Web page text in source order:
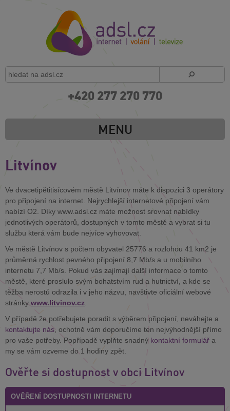
+420 277 270 770
MENU
Litvínov
Ve dvacetipětitisícovém městě Litvínov máte k dispozici 3 operátory
pro připojení na internet. Nejrychlejší internetové připojení vám
nabízí O2. Díky www.adsl.cz máte možnost srovnat nabídky
jednotlivých operátorů, dostupných v tomto městě a vybrat si tu
službu která vám bude nejvíce vyhovovat.
Ve městě Litvínov s počtem obyvatel 25776 a rozlohou 41 km2 je
průměrná rychlost pevného připojení 8,7 Mb/s a u mobilního
internetu 7,7 Mb/s. Pokud vás zajímají další informace o tomto
městě, které proslulo svým bohatstvím rud a hutnictví, a kde se
těžba nerostů odrazila i v jeho názvu, navštivte oficiální webové
stránky www.litvinov.cz
V případě že potřebujete poradit s výběrem připojení, neváhejte a
kontaktujte nás , ochotně vám doporučíme ten nejvýhodnější přímo
pro vaše potřeby. Popřípadě vyplňte snadný kontaktní formulář a
my se vám ozveme do 1 hodiny zpět.
Ověřte si dostupnost v obci Litvínov
OVĚŘENÍ DOSTUPNOSTI INTERNETU